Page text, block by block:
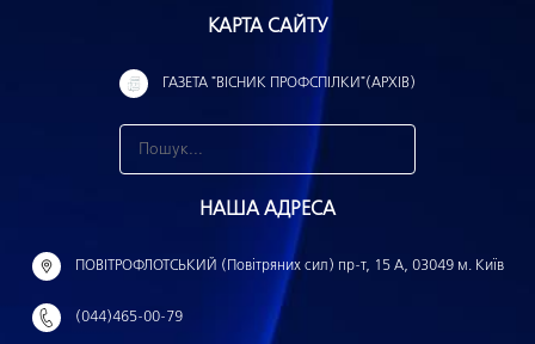
КАРТА САЙТУ
ГАЗЕТА "ВІСНИК ПРОФСПІЛКИ"(АРХІВ)
н
й
НАША АДРЕСА
ПОВІТРОФЛОТСЬКИЙ (Повітряних сил) пр-т, 15 А, 03049 м. Київ
(044)465-00-79